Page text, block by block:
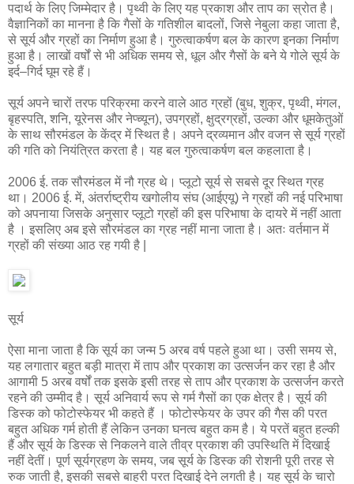
पदार्थ के लिए जिम्मेदार है। पृथ्वी के लिए यह प्रकाश और ताप का स्रोत है।
वैज्ञानिकों का मानना है कि गैसों के गतिशील बादलों, जिसे नेबुला कहा जाता है,
से सूर्य और ग्रहों का निर्माण हुआ है। गुरुत्वाकर्षण बल के कारण इनका निर्माण
हुआ है। लाखों वर्षों से भी अधिक समय से, धूल और गैसों के बने ये गोले सूर्य के
इर्द–गिर्द घूम रहे हैं।
सूर्य अपने चारों तरफ परिक्रमा करने वाले आठ ग्रहों (बुध, शुक्र, पृथ्वी, मंगल,
बृहस्पति, शनि, यूरेनस और नेप्च्यून), उपग्रहों, क्षुद्रग्रहों, उल्का और धूमकेतुओं
के साथ सौरमंडल के केंद्र में स्थित है। अपने द्रव्यमान और वजन से सूर्य ग्रहों
की गति को नियंत्रित करता है। यह बल गुरुत्वाकर्षण बल कहलाता है।
2006 ई. तक सौरमंडल में नौ ग्रह थे। प्लूटो सूर्य से सबसे दूर स्थित ग्रह
था। 2006 ई. में, अंतर्राष्ट्रीय खगोलीय संघ (आईएयू) ने ग्रहों की नई परिभाषा
को अपनाया जिसके अनुसार प्लूटो ग्रहों की इस परिभाषा के दायरे में नहीं आता
है । इसलिए अब इसे सौरमंडल का ग्रह नहीं माना जाता है। अतः वर्तमान में
ग्रहों की संख्या आठ रह गयी है |
सूर्य
ऐसा माना जाता है कि सूर्य का जन्म 5 अरब वर्ष पहले हुआ था। उसी समय से,
यह लगातार बहुत बड़ी मात्रा में ताप और प्रकाश का उत्सर्जन कर रहा है और
आगामी 5 अरब वर्षों तक इसके इसी तरह से ताप और प्रकाश के उत्सर्जन करते
रहने की उम्मीद है। सूर्य अनिवार्य रूप से गर्म गैसों का एक क्षेत्र है। सूर्य की
डिस्क को फोटोस्फेयर भी कहते हैं । फोटोस्फेयर के उपर की गैस की परत
बहुत अधिक गर्म होती हैं लेकिन उनका घनत्व बहुत कम है। ये परतें बहुत हल्की
हैं और सूर्य के डिस्क से निकलने वाले तीव्र प्रकाश की उपस्थिति में दिखाई
नहीं देतीं। पूर्ण सूर्यग्रहण के समय, जब सूर्य के डिस्क की रोशनी पूरी तरह से
रुक जाती है, इसकी सबसे बाहरी परत दिखाई देने लगती है। यह सूर्य के चारो